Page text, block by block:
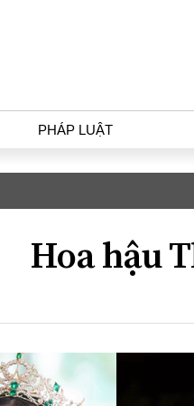
PHÁP LUẬT
Góc nhìn luật gia
An ninh - Hình sự
Hoa hậu